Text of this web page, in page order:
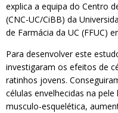
explica a equipa do Centro
(CNC-UC/CiBB) da
de Farmácia da UC (FFUC)
Para desenvolver este
investigaram os efeitos de
ratinhos jovens.
células envelhecidas na
musculo-esquelética,